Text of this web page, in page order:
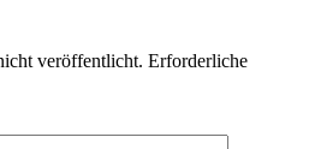
veröffentlicht. Erforderliche